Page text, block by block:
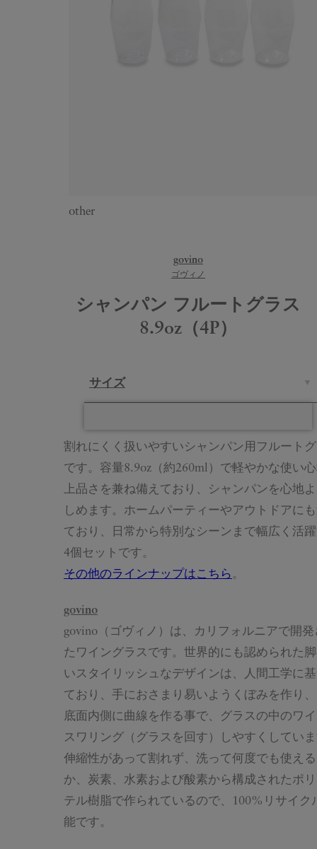
other
govino
ゴヴィノ
シャンパン フルートグラス
8.9oz（4P）
サイズ
割れにくく扱いやすいシャンパン用フルート
です。容量8.9oz（約260ml）で軽やかな使い
上品さを兼ね備えており、シャンパンを心地
しめます。ホームパーティーやアウトドアに
ており、日常から特別なシーンまで幅広く活
4個セットです。
その他のラインナップはこちら 。
govino
govino（ゴヴィノ）は、カリフォルニアで開発
たワイングラスです。世界的にも認められた
いスタイリッシュなデザインは、人間工学に
ており、手におさまり易いようくぼみを作り
底面内側に曲線を作る事で、グラスの中のワ
スワリング（グラスを回す）しやすくしてい
伸縮性があって割れず、洗って何度でも使え
か、炭素、水素および酸素から構成されたポ
テル樹脂で作られているので、100%リサイク
能です。